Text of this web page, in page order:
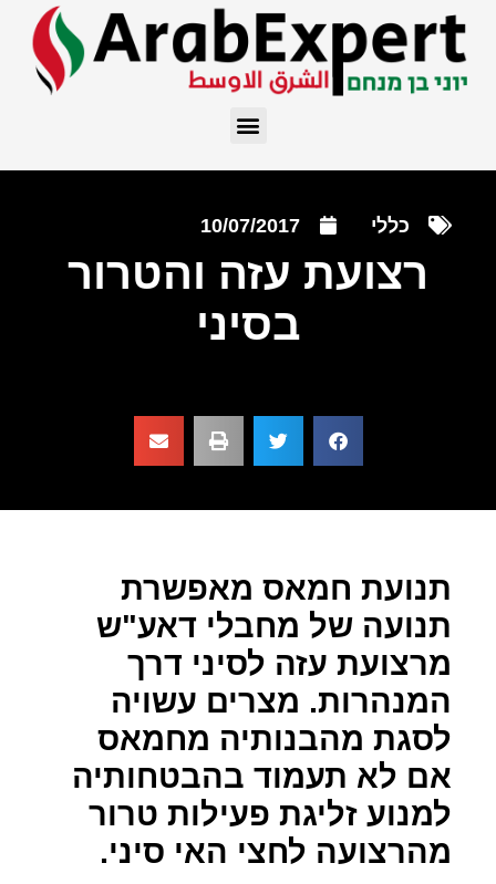
כללי 10/07/2017
רצועת עזה והטרור
בסיני
תנועת חמאס מאפשרת
תנועה של מחבלי דאע"ש
מרצועת עזה לסיני דרך
המנהרות. מצרים עשויה
לסגת מהבנותיה מחמאס
אם לא תעמוד בהבטחותיה
למנוע זליגת פעילות טרור
מהרצועה לחצי האי סיני.